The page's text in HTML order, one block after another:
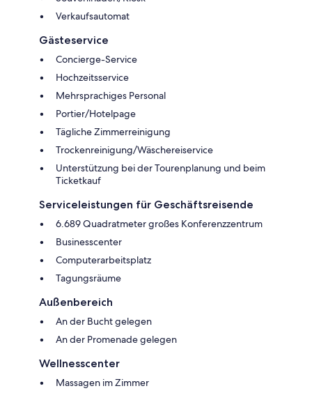
Verkaufsautomat
Gästeservice
Concierge-Service
Hochzeitsservice
Mehrsprachiges Personal
Portier/Hotelpage
Tägliche Zimmerreinigung
Trockenreinigung/Wäschereiservice
Unterstützung bei der Tourenplanung und beim
Ticketkauf
Serviceleistungen für Geschäftsreisende
6.689 Quadratmeter großes Konferenzzentrum
Businesscenter
Computerarbeitsplatz
Tagungsräume
Außenbereich
An der Bucht gelegen
An der Promenade gelegen
Wellnesscenter
Massagen im Zimmer